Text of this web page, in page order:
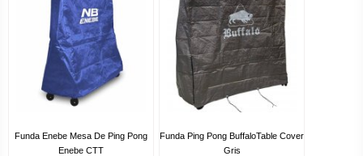
Funda Enebe Mesa De Ping Pong
Enebe CTT
Funda Ping Pong BuffaloTable Cover
Gris